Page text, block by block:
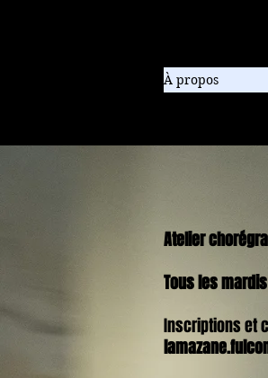
À propos
Atelier
Tous les
Inscriptions et